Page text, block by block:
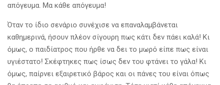
απόγευμα. Μα κάθε απόγευμα!
Όταν το ίδιο σενάριο συνέχισε να επαναλαμβάνεται
καθημερινά, ήσουν πλέον σίγουρη πως κάτι δεν πάει καλά! Κι
όμως, ο παιδίατρος που ήρθε να δει το μωρό είπε πως είναι
υγιέστατο! Σκέφτηκες πως ίσως δεν του φτάνει το γάλα! Κι
όμως, παίρνει εξαιρετικό βάρος και οι πάνες του είναι όπως